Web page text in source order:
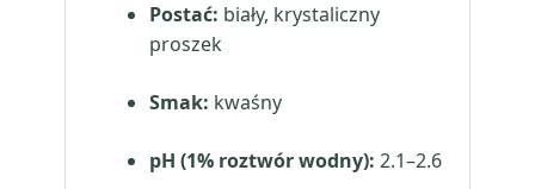
Postać: biały, krystaliczny
proszek
Smak: kwaśny
pH (1% roztwór wodny): 2.1–2.6